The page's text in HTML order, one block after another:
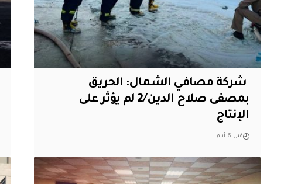
‏ شركة مصافي الشمال: الحريق
بمصفى صلاح الدين/2 لم يؤثر على
الإنتاج
قبل 6 أيام